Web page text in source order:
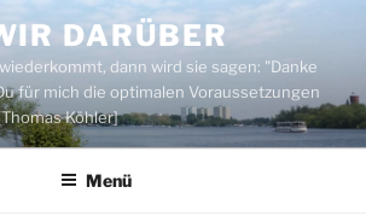
DARÜBER
dann wird sie sagen: "Danke
für mich die optimalen Voraussetzungen
Köhler]
Menü